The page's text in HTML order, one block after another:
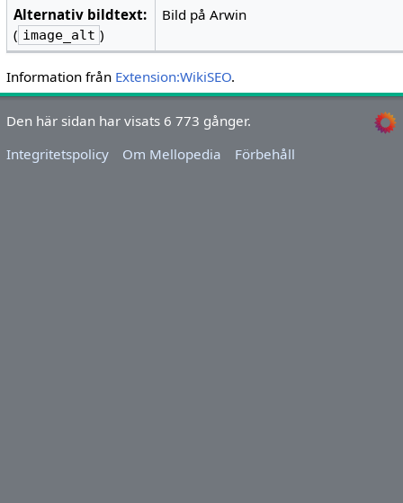
Alternativ bildtext:
( image_alt )
Bild på Arwin
Information från Extension:WikiSEO.
Den här sidan har visats 6 773 gånger.
Integritetspolicy
Om Mellopedia Förbehåll